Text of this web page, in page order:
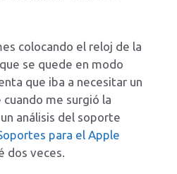
colocando el reloj de la
se quede en modo
que iba a necesitar un
me surgió la
análisis del soporte
para el Apple
dos veces.